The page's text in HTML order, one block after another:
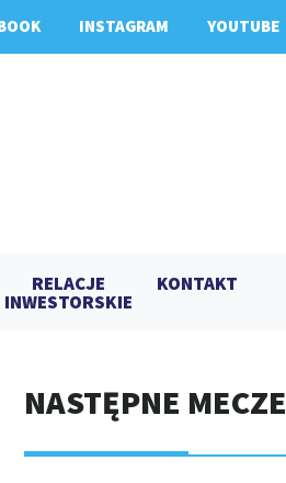
INSTAGRAM YOUTUBE
RELACJE
INWESTORSKIE
KONTAKT
NASTĘPNE MECZE